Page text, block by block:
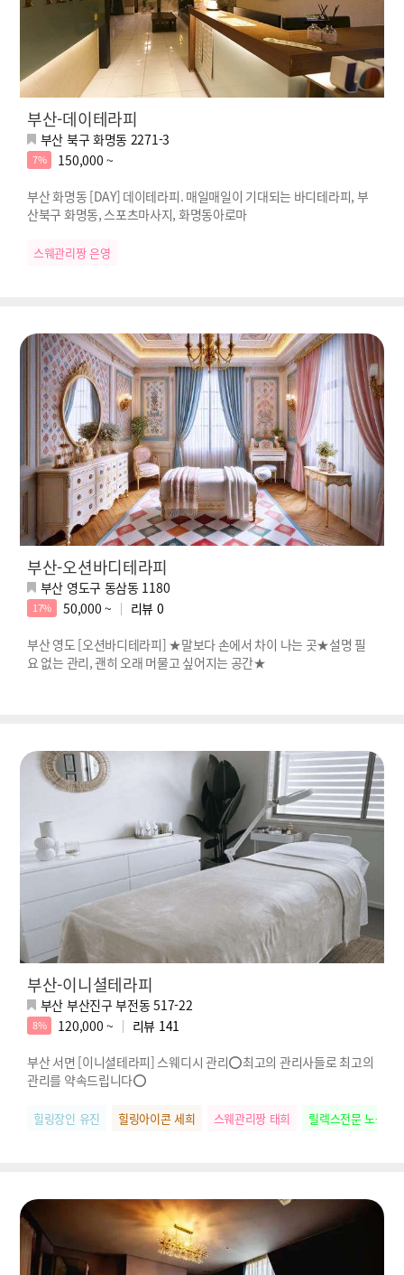
부산-데이테라피
부산 북구 화명동 2271-3
7%
150,000 ~
부산 화명동 [DAY] 데이테라피. 매일매일이 기대되는 바디테라피, 부
산북구 화명동, 스포츠마사지, 화명동아로마
스웨관리짱 은영
부산-오션바디테라피
부산 영도구 동삼동 1180
17% 50,000 ~ 리뷰 0
부산 영도 [오션바디테라피] ★말보다 손에서 차이 나는 곳★설명 필
요 없는 관리, 괜히 오래 머물고 싶어지는 공간★
부산-이니셜테라피
부산 부산진구 부전동 517-22
8% 120,000 ~ 리뷰 141
부산 서면 [이니셜테라피] 스웨디시 관리⭕최고의 관리사들로 최고의
관리를 약속드립니다⭕
힐링장인 유진 힐링아이콘 세희 스웨관리짱 태희 릴렉스전문 노을